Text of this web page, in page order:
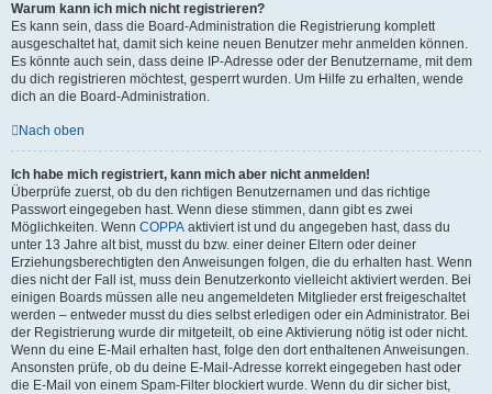
Warum kann ich mich nicht registrieren?
Es kann sein, dass die Board-Administration die Registrierung komplett
ausgeschaltet hat, damit sich keine neuen Benutzer mehr anmelden können.
Es könnte auch sein, dass deine IP-Adresse oder der Benutzername, mit dem
du dich registrieren möchtest, gesperrt wurden. Um Hilfe zu erhalten, wende
dich an die Board-Administration.
Nach oben
Ich habe mich registriert, kann mich aber nicht anmelden!
Überprüfe zuerst, ob du den richtigen Benutzernamen und das richtige
Passwort eingegeben hast. Wenn diese stimmen, dann gibt es zwei
Möglichkeiten. Wenn COPPA aktiviert ist und du angegeben hast, dass du
unter 13 Jahre alt bist, musst du bzw. einer deiner Eltern oder deiner
Erziehungsberechtigten den Anweisungen folgen, die du erhalten hast. Wenn
dies nicht der Fall ist, muss dein Benutzerkonto vielleicht aktiviert werden. Bei
einigen Boards müssen alle neu angemeldeten Mitglieder erst freigeschaltet
werden – entweder musst du dies selbst erledigen oder ein Administrator. Bei
der Registrierung wurde dir mitgeteilt, ob eine Aktivierung nötig ist oder nicht.
Wenn du eine E-Mail erhalten hast, folge den dort enthaltenen Anweisungen.
Ansonsten prüfe, ob du deine E-Mail-Adresse korrekt eingegeben hast oder
die E-Mail von einem Spam-Filter blockiert wurde. Wenn du dir sicher bist,